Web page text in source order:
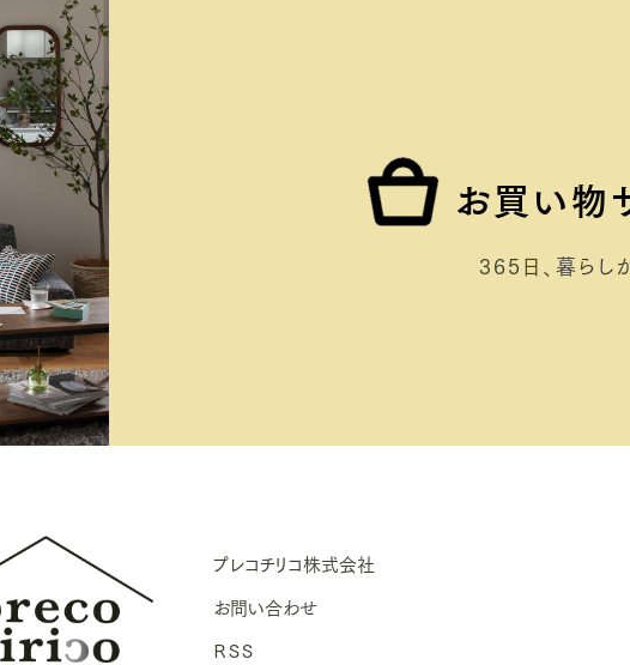
お買い物
365日、暮らしが膨
プレコチリコ株式会社
お問い合わせ
ＲＳＳ